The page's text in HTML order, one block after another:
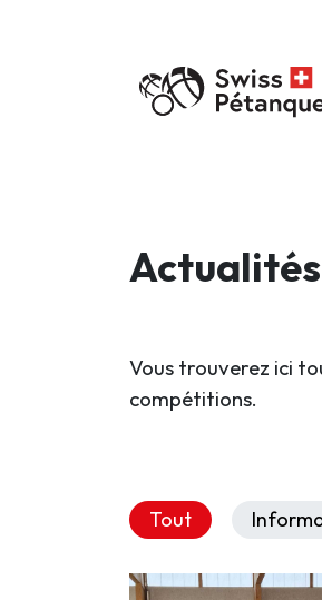
Vous trouverez ici
compétitions.
Tout